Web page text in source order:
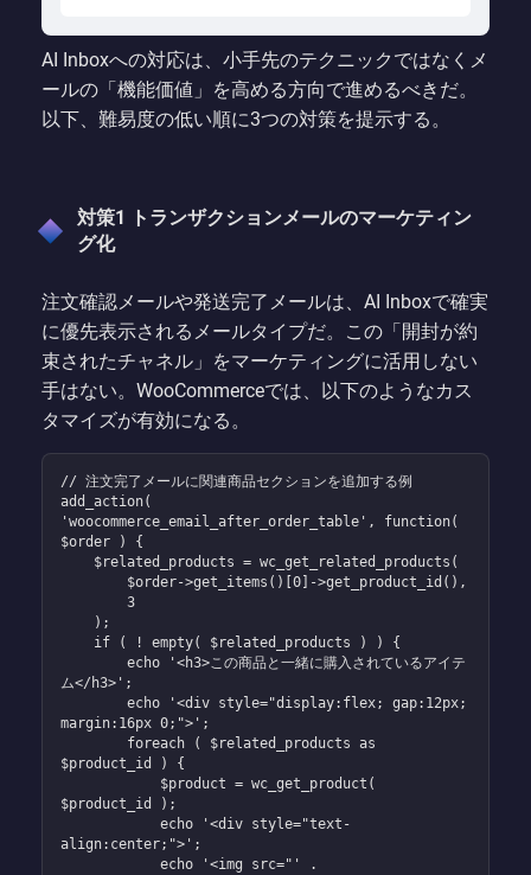
AI Inboxへの対応は、小手先のテクニックではなくメ
ールの「機能価値」を高める方向で進めるべきだ。
以下、難易度の低い順に3つの対策を提示する。
対策1 トランザクションメールのマーケティン
グ化
注文確認メールや発送完了メールは、AI Inboxで確実
に優先表示されるメールタイプだ。この「開封が約
束されたチャネル」をマーケティングに活用しない
手はない。WooCommerceでは、以下のようなカス
タマイズが有効になる。
// 注文完了メールに関連商品セクションを追加する例
add_action(
'woocommerce_email_after_order_table', function(
$order ) {
ム</h3>';
margin:16px 0;">';
$product_id ) {
$product_id );
align:center;">';